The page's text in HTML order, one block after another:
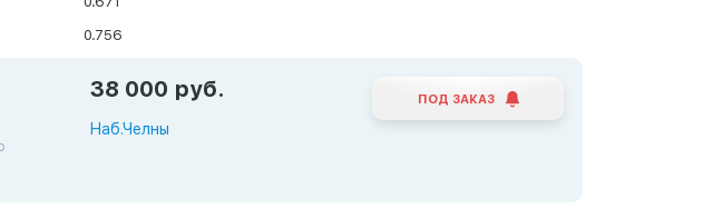
0.756
38 000 руб.
Наб.Челны
ПОД ЗАКАЗ